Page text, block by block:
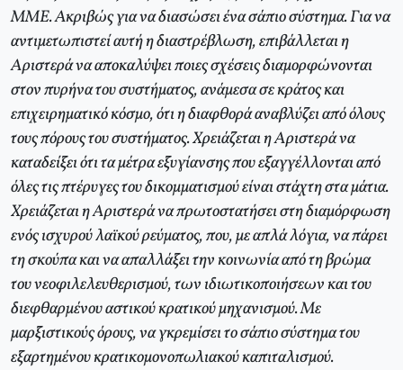
ΜΜΕ. Ακριβώς για να διασώσει ένα σάπιο σύστημα. Για να
αντιμετωπιστεί αυτή η διαστρέβλωση, επιβάλλεται η
Αριστερά να αποκαλύψει ποιες σχέσεις διαμορφώνονται
στον πυρήνα του συστήματος, ανάμεσα σε κράτος και
επιχειρηματικό κόσμο, ότι η διαφθορά αναβλύζει από όλους
τους πόρους του συστήματος. Χρειάζεται η Αριστερά να
καταδείξει ότι τα μέτρα εξυγίανσης που εξαγγέλλονται από
όλες τις πτέρυγες του δικομματισμού είναι στάχτη στα μάτια.
Χρειάζεται η Αριστερά να πρωτοστατήσει στη διαμόρφωση
ενός ισχυρού λαϊκού ρεύματος, που, με απλά λόγια, να πάρει
τη σκούπα και να απαλλάξει την κοινωνία από τη βρώμα
του νεοφιλελευθερισμού, των ιδιωτικοποιήσεων και του
διεφθαρμένου αστικού κρατικού μηχανισμού. Με
μαρξιστικούς όρους, να γκρεμίσει το σάπιο σύστημα του
εξαρτημένου κρατικομονοπωλιακού καπιταλισμού.